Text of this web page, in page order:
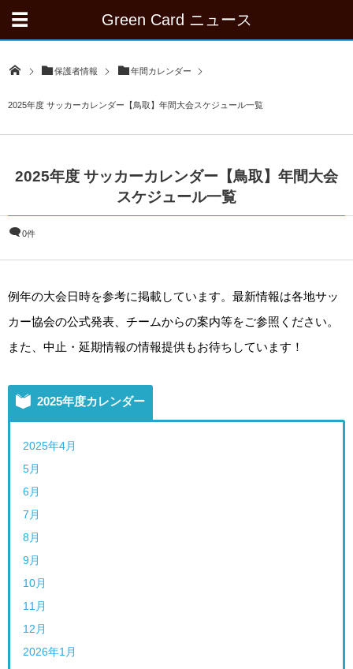
Green Card ニュース
保護者情報 年間カレンダー
2025年度 サッカーカレンダー【鳥取】年間大会スケジュール一覧
2025年度 サッカーカレンダー【鳥取】年間大会
スケジュール一覧
0件
例年の大会日時を参考に掲載しています。最新情報は各地サッ
カー協会の公式発表、チームからの案内等をご参照ください。
また、中止・延期情報の情報提供もお待ちしています！
2025年度カレンダー
2025年4月
5月
6月
7月
8月
9月
10月
11月
12月
2026年1月